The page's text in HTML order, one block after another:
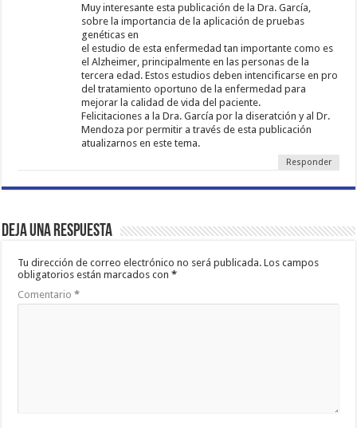
Muy interesante esta publicación de la Dra. García,
sobre la importancia de la aplicación de pruebas
genéticas en
el estudio de esta enfermedad tan importante como es
el Alzheimer, principalmente en las personas de la
tercera edad. Estos estudios deben intencificarse en pro
del tratamiento oportuno de la enfermedad para
mejorar la calidad de vida del paciente.
Felicitaciones a la Dra. García por la diseratción y al Dr.
Mendoza por permitir a través de esta publicación
atualizarnos en este tema.
Responder
Deja una respuesta
Tu dirección de correo electrónico no será publicada. Los campos
obligatorios están marcados con*
Comentario*